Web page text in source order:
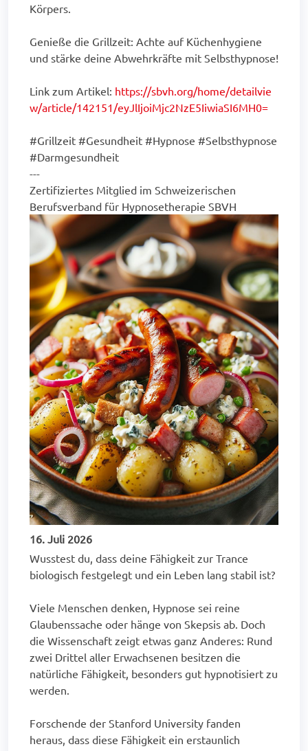
Körpers.
Genieße die Grillzeit: Achte auf Küchenhygiene
und stärke deine Abwehrkräfte mit Selbsthypnose!
Link zum Artikel: https://sbvh.org/home/detailvie
w/article/142151/eyJlIjoiMjc2NzE5IiwiaSI6MH0=
#Grillzeit #Gesundheit #Hypnose #Selbsthypnose
#Darmgesundheit
---
Zertifiziertes Mitglied im Schweizerischen
Berufsverband für Hypnosetherapie SBVH
16. Juli 2026
Wusstest du, dass deine Fähigkeit zur Trance
biologisch festgelegt und ein Leben lang stabil ist?
Viele Menschen denken, Hypnose sei reine
Glaubenssache oder hänge von Skepsis ab. Doch
die Wissenschaft zeigt etwas ganz Anderes: Rund
zwei Drittel aller Erwachsenen besitzen die
natürliche Fähigkeit, besonders gut hypnotisiert zu
werden.
Forschende der Stanford University fanden
heraus, dass diese Fähigkeit ein erstaunlich